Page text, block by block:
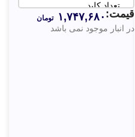
تعداد کلید
های
کیبورد:
108 عدد
در انبار موجود نمی باشد
قیمت: ۱,۷۴۷,۶۸۰ تومان